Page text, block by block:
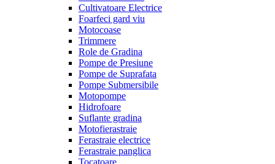
Cultivatoare Electrice
Foarfeci gard viu
Motocoase
Trimmere
Role de Gradina
Pompe de Presiune
Pompe de Suprafata
Pompe Submersibile
Motopompe
Hidrofoare
Suflante gradina
Motofierastraie
Ferastraie electrice
Ferastraie panglica
Tocatoare